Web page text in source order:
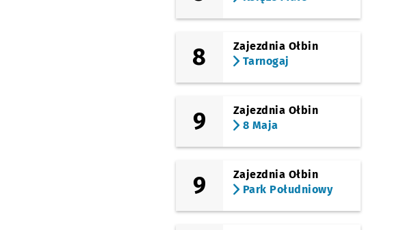
8
Zajezdnia Ołbin
Tarnogaj
9
Zajezdnia Ołbin
8 Maja
9
Zajezdnia Ołbin
Park Południowy